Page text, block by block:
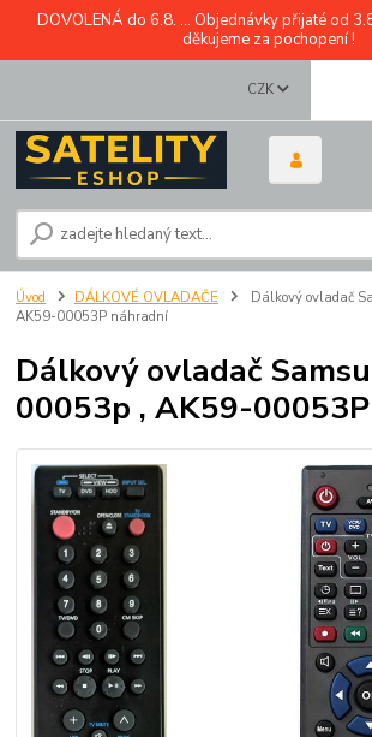
DOVOLENÁ do 6.8. ... Objednávky přijaté od
děkujeme za pochopení !
CZK
Úvod DÁLKOVÉ OVLADAČE
Dálkový ovladač
AK59-00053P náhradní
Dálkový ovladač
00053p , AK59-